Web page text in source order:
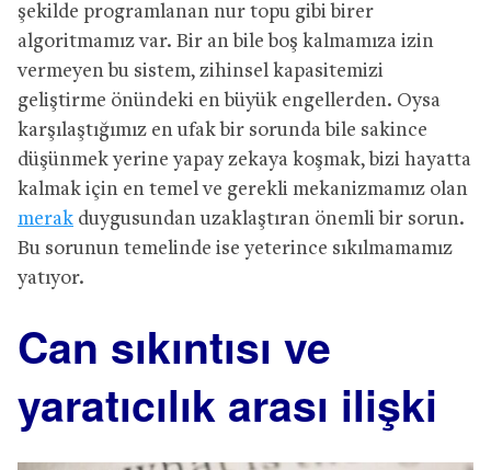
şekilde programlanan nur topu gibi birer
algoritmamız var. Bir an bile boş kalmamıza izin
vermeyen bu sistem, zihinsel kapasitemizi
geliştirme önündeki en büyük engellerden. Oysa
karşılaştığımız en ufak bir sorunda bile sakince
düşünmek yerine yapay zekaya koşmak, bizi hayatta
kalmak için en temel ve gerekli mekanizmamız olan
merak duygusundan uzaklaştıran önemli bir sorun.
Bu sorunun temelinde ise yeterince sıkılmamamız
yatıyor.
Can sıkıntısı ve
yaratıcılık arası ilişki